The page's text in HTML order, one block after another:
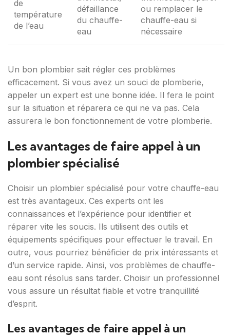
de
température
de l’eau
défaillance
du chauffe-
eau
ou remplacer le
chauffe-eau si
nécessaire
Un bon plombier sait régler ces problèmes
efficacement. Si vous avez un souci de plomberie,
appeler un expert est une bonne idée. Il fera le point
sur la situation et réparera ce qui ne va pas. Cela
assurera le bon fonctionnement de votre plomberie.
Les avantages de faire appel à un
plombier spécialisé
Choisir un plombier spécialisé pour votre chauffe-eau
est très avantageux. Ces experts ont les
connaissances et l’expérience pour identifier et
réparer vite les soucis. Ils utilisent des outils et
équipements spécifiques pour effectuer le travail. En
outre, vous pourriez bénéficier de prix intéressants et
d’un service rapide. Ainsi, vos problèmes de chauffe-
eau sont résolus sans tarder. Choisir un professionnel
vous assure un résultat fiable et votre tranquillité
d’esprit.
Les avantages de faire appel à un